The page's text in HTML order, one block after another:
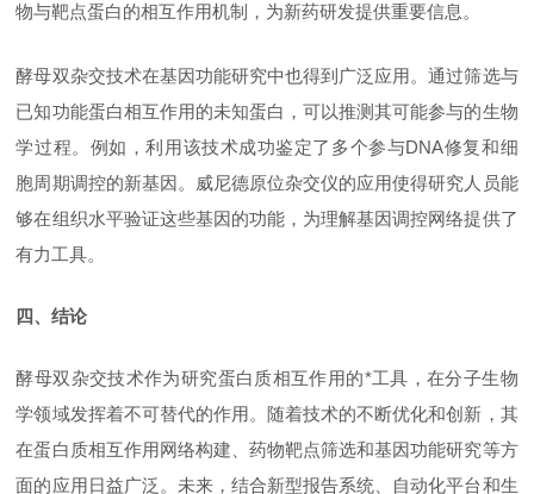
物与靶点蛋白的相互作用机制，为新药研发提供重要信息。
酵母双杂交技术在基因功能研究中也得到广泛应用。通过筛选与
已知功能蛋白相互作用的未知蛋白，可以推测其可能参与的生物
学过程。例如，利用该技术成功鉴定了多个参与DNA修复和细
胞周期调控的新基因。威尼德原位杂交仪的应用使得研究人员能
够在组织水平验证这些基因的功能，为理解基因调控网络提供了
有力工具。
四、结论
酵母双杂交技术作为研究蛋白质相互作用的*工具，在分子生物
学领域发挥着不可替代的作用。随着技术的不断优化和创新，其
在蛋白质相互作用网络构建、药物靶点筛选和基因功能研究等方
面的应用日益广泛。未来，结合新型报告系统、自动化平台和生